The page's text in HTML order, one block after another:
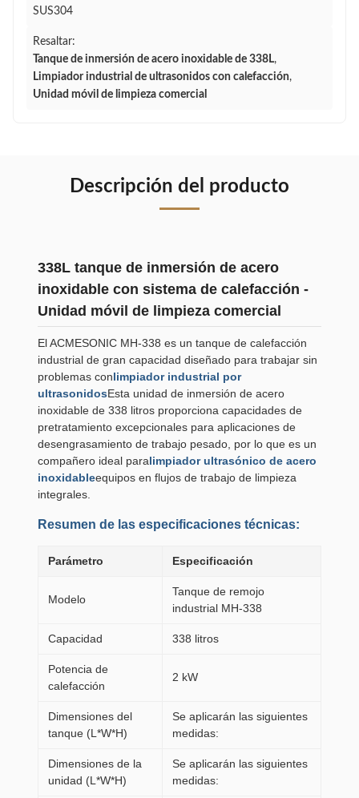
SUS304
Resaltar:
Tanque de inmersión de acero inoxidable de 338L,
Limpiador industrial de ultrasonidos con calefacción,
Unidad móvil de limpieza comercial
Descripción del producto
338L tanque de inmersión de acero
inoxidable con sistema de calefacción -
Unidad móvil de limpieza comercial
El ACMESONIC MH-338 es un tanque de calefacción
industrial de gran capacidad diseñado para trabajar sin
problemas conlimpiador industrial por
ultrasonidosEsta unidad de inmersión de acero
inoxidable de 338 litros proporciona capacidades de
pretratamiento excepcionales para aplicaciones de
desengrasamiento de trabajo pesado, por lo que es un
compañero ideal paralimpiador ultrasónico de acero
inoxidableequipos en flujos de trabajo de limpieza
integrales.
Resumen de las especificaciones técnicas:
Parámetro Especificación
Modelo
Tanque de remojo
industrial MH-338
Capacidad 338 litros
Potencia de
calefacción
2 kW
Dimensiones del
tanque (L*W*H)
Se aplicarán las siguientes
medidas:
Dimensiones de la
unidad (L*W*H)
Se aplicarán las siguientes
medidas: